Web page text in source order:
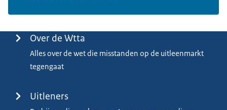
Menu Over de Wtta
Alles over de wet die misstanden op de uitleenmarkt
tegengaat
Uitleners